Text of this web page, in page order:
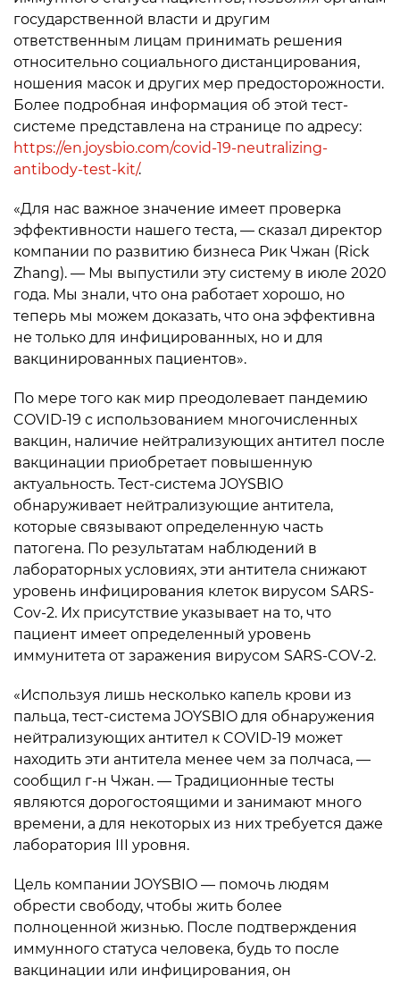
государственной власти и другим
ответственным лицам принимать решения
относительно социального дистанцирования,
ношения масок и других мер предосторожности.
Более подробная информация об этой тест-
системе представлена на странице по адресу:
https://en.joysbio.com/covid-19-neutralizing-
antibody-test-kit/.
«Для нас важное значение имеет проверка
эффективности нашего теста, — сказал директор
компании по развитию бизнеса Рик Чжан (Rick
Zhang). — Мы выпустили эту систему в июле 2020
года. Мы знали, что она работает хорошо, но
теперь мы можем доказать, что она эффективна
не только для инфицированных, но и для
вакцинированных пациентов».
По мере того как мир преодолевает пандемию
COVID-19 с использованием многочисленных
вакцин, наличие нейтрализующих антител после
вакцинации приобретает повышенную
актуальность. Тест-система JOYSBIO
обнаруживает нейтрализующие антитела,
которые связывают определенную часть
патогена. По результатам наблюдений в
лабораторных условиях, эти антитела снижают
уровень инфицирования клеток вирусом SARS-
Cov-2. Их присутствие указывает на то, что
пациент имеет определенный уровень
иммунитета от заражения вирусом SARS-COV-2.
«Используя лишь несколько капель крови из
пальца, тест-система JOYSBIO для обнаружения
нейтрализующих антител к COVID-19 может
находить эти антитела менее чем за полчаса, —
сообщил г-н Чжан. — Традиционные тесты
являются дорогостоящими и занимают много
времени, а для некоторых из них требуется даже
лаборатория III уровня.
Цель компании JOYSBIO — помочь людям
обрести свободу, чтобы жить более
полноценной жизнью. После подтверждения
иммунного статуса человека, будь то после
вакцинации или инфицирования, он